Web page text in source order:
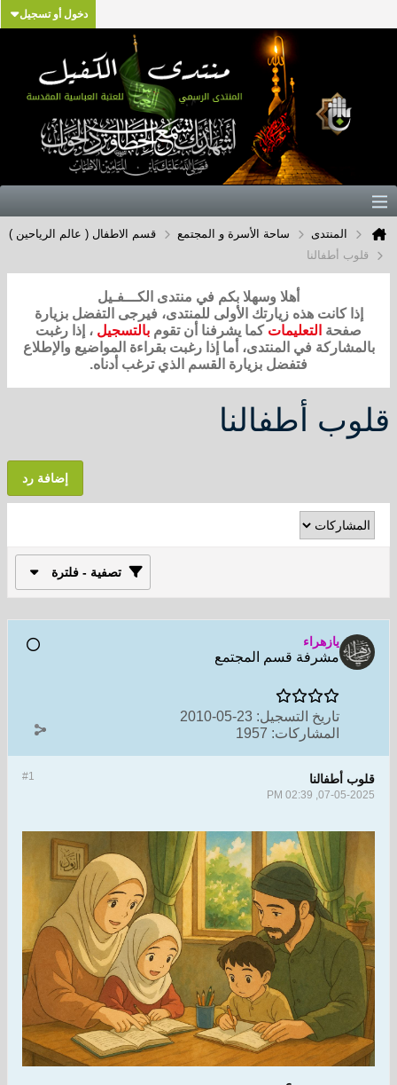
دخول أو تسجيل
المنتدى ساحة الأسرة و المجتمع
قسم الاطفال ( عالم الرياحين )
قلوب أطفالنا
أهلا وسهلا بكم في منتدى الكـــفـيل
إذا كانت هذه زيارتك الأولى للمنتدى، فيرجى التفضل بزيارة
صفحة التعليمات كما يشرفنا أن تقوم بالتسجيل ، إذا رغبت
بالمشاركة في المنتدى، أما إذا رغبت بقراءة المواضيع والإطلاع
فتفضل بزيارة القسم الذي ترغب أدناه.
قلوب أطفالنا
إضافة رد
تصفية - فلترة
يازهراء
مشرفة قسم المجتمع
تاريخ التسجيل: 23-05-2010
المشاركات: 1957
#1 قلوب أطفالنا
07-05-2025, 02:39 PM